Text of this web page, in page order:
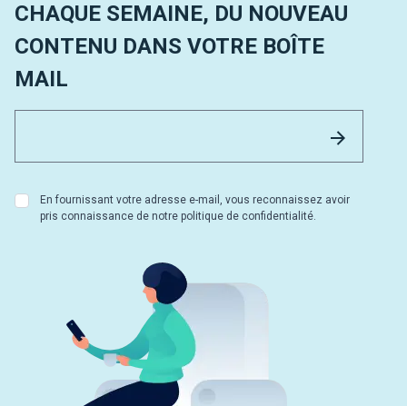
CHAQUE SEMAINE, DU NOUVEAU
CONTENU DANS VOTRE BOÎTE
MAIL
En fournissant votre adresse e-mail, vous reconnaissez avoir
pris connaissance de notre politique de confidentialité.